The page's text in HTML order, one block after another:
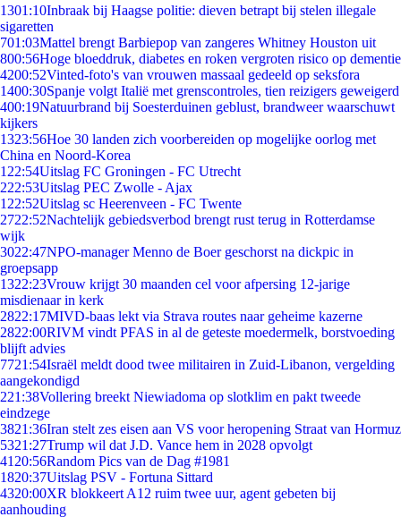
1301:10Inbraak bij Haagse politie: dieven betrapt bij stelen illegale
sigaretten
701:03Mattel brengt Barbiepop van zangeres Whitney Houston uit
800:56Hoge bloeddruk, diabetes en roken vergroten risico op dementie
4200:52Vinted-foto's van vrouwen massaal gedeeld op seksfora
1400:30Spanje volgt Italië met grenscontroles, tien reizigers geweigerd
400:19Natuurbrand bij Soesterduinen geblust, brandweer waarschuwt
kijkers
1323:56Hoe 30 landen zich voorbereiden op mogelijke oorlog met
China en Noord-Korea
1 22:54Uitslag FC Groningen - FC Utrecht
222:53Uitslag PEC Zwolle - Ajax
1 22:52Uitslag sc Heerenveen - FC Twente
2722:52Nachtelijk gebiedsverbod brengt rust terug in Rotterdamse
wijk
3022:47NPO-manager Menno de Boer geschorst na dickpic in
groepsapp
1322:23Vrouw krijgt 30 maanden cel voor afpersing 12-jarige
misdienaar in kerk
2822:17MIVD-baas lekt via Strava routes naar geheime kazerne
2822:00RIVM vindt PFAS in al de geteste moedermelk, borstvoeding
blijft advies
7721:54Israël meldt dood twee militairen in Zuid-Libanon, vergelding
aangekondigd
221:38Vollering breekt Niewiadoma op slotklim en pakt tweede
eindzege
3821:36Iran stelt zes eisen aan VS voor heropening Straat van Hormuz
5321:27Trump wil dat J.D. Vance hem in 2028 opvolgt
41 20:56Random Pics van de Dag #1981
1820:37Uitslag PSV - Fortuna Sittard
4320:00XR blokkeert A12 ruim twee uur, agent gebeten bij
aanhouding